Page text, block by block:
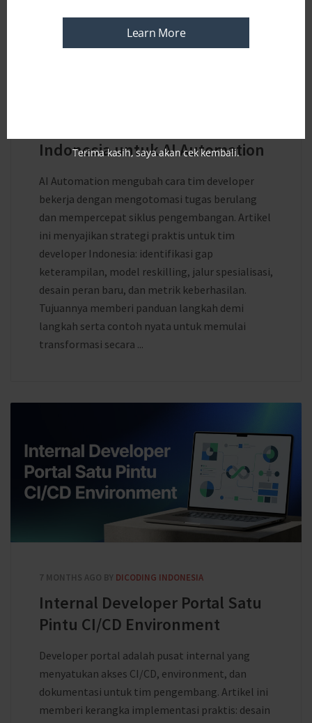
Indonesia untuk AI Automation
AI Automation mengubah cara tim developer
bekerja dengan mengotomasi tugas berulang
dan mempercepat siklus pengembangan. Artikel
ini menyajikan strategi praktis untuk tim
developer Indonesia: identifikasi gap
keterampilan, model reskilling, jalur spesialisasi,
desain peran baru, dan metrik keberhasilan.
Tujuannya memberi panduan langkah demi
langkah serta contoh nyata untuk memulai
transformasi secara ...
7 MONTHS AGO BY DICODING INDONESIA
Internal Developer Portal Satu
Pintu CI/CD Environment
Developer portal adalah pusat internal yang
menyatukan akses CI/CD, environment, dan
dokumentasi untuk tim pengembang. Artikel ini
memberi kerangka implementasi praktis: desain
Learn More
Terima kasih, saya akan cek kembali.